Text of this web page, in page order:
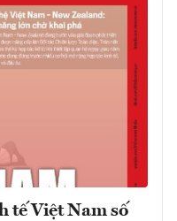
tế Việt Nam số